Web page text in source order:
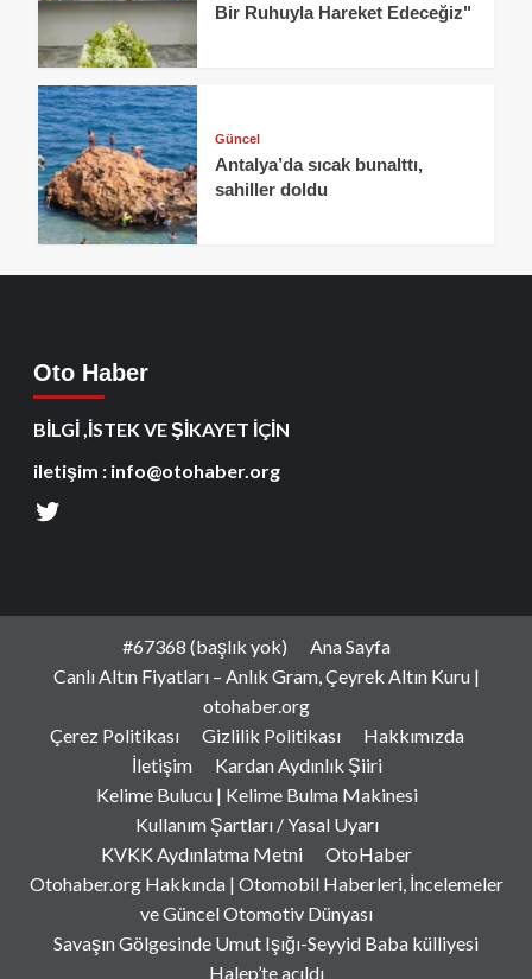
Bir Ruhuyla Hareket Edeceğiz"
Güncel
Antalya’da sıcak bunalttı,
sahiller doldu
Oto Haber
BİLGİ ,İSTEK VE ŞİKAYET İÇİN
iletişim : info@otohaber.org
#67368 (başlık yok)
Ana Sayfa
Canlı Altın Fiyatları – Anlık Gram, Çeyrek Altın Kuru |
otohaber.org
Çerez Politikası
Gizlilik Politikası
Hakkımızda
İletişim
Kardan Aydınlık Şiiri
Kelime Bulucu | Kelime Bulma Makinesi
Kullanım Şartları / Yasal Uyarı
KVKK Aydınlatma Metni
OtoHaber
Otohaber.org Hakkında | Otomobil Haberleri, İncelemeler
ve Güncel Otomotiv Dünyası
Savaşın Gölgesinde Umut Işığı-Seyyid Baba külliyesi
Halep’te açıldı